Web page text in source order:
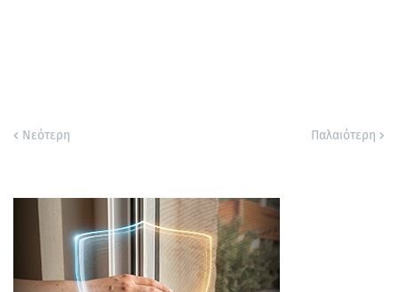
Νεότερη Παλαιότερη